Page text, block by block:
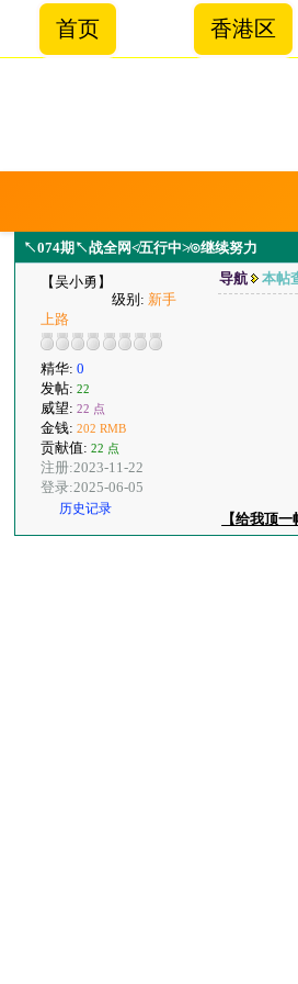
首页 香港区
↖074期↖战全网≮五行中≯⊙继续努力
【吴小勇】
级别: 新手
上路
精华:0
发帖:22
威望:22 点
金钱:202 RMB
贡献值:22 点
注册:2023-11-22
登录:2025-06-05
历史记录
导航 本帖
【给我顶一